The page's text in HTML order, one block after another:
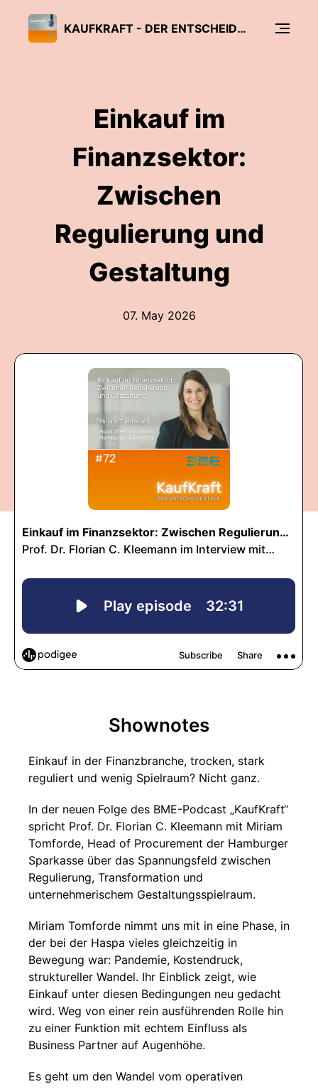
KAUFKRAFT - DER ENTSCHEIDERTALK
Einkauf im
Finanzsektor:
Zwischen
Regulierung und
Gestaltung
07. May 2026
Shownotes
Einkauf in der Finanzbranche, trocken, stark
reguliert und wenig Spielraum? Nicht ganz.
In der neuen Folge des BME-Podcast „KaufKraft“
spricht Prof. Dr. Florian C. Kleemann mit Miriam
Tomforde, Head of Procurement der Hamburger
Sparkasse über das Spannungsfeld zwischen
Regulierung, Transformation und
unternehmerischem Gestaltungsspielraum.
Miriam Tomforde nimmt uns mit in eine Phase, in
der bei der Haspa vieles gleichzeitig in
Bewegung war: Pandemie, Kostendruck,
struktureller Wandel. Ihr Einblick zeigt, wie
Einkauf unter diesen Bedingungen neu gedacht
wird. Weg von einer rein ausführenden Rolle hin
zu einer Funktion mit echtem Einfluss als
Business Partner auf Augenhöhe.
Es geht um den Wandel vom operativen